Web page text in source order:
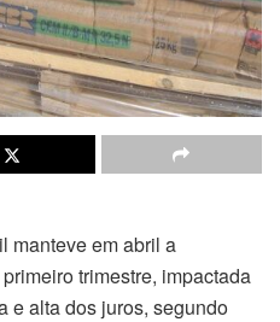
manteve em abril a
trimestre, impactada
e alta dos juros, segundo